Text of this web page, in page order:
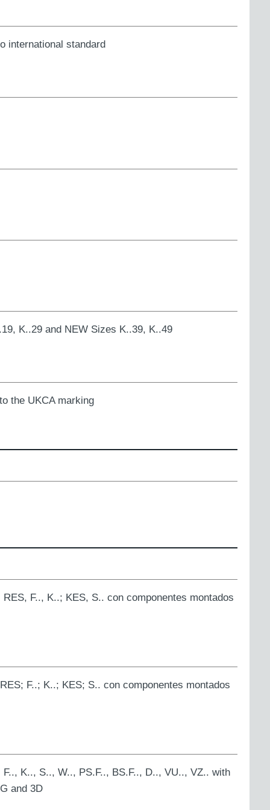
international standard
K..29 and NEW Sizes K..39, K..49
the UKCA marking
F.., K..; KES, S.. con componentes montados
F..; K..; KES; S.. con componentes montados
K.., S.., W.., PS.F.., BS.F.., D.., VU.., VZ.. with
and 3D